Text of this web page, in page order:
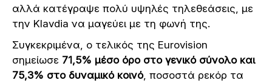
αλλά κατέγραψε πολύ υψηλές τηλεθεάσεις, με
την Klavdia να μαγεύει με τη φωνή της.
Συγκεκριμένα, ο τελικός της Eurovision
σημείωσε 71,5% μέσο όρο στο γενικό σύνολο και
75,3% στο δυναμικό κοινό, ποσοστά ρεκόρ τα